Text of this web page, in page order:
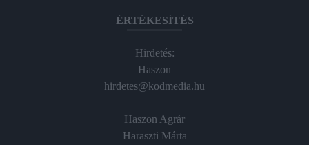
ÉRTÉKESÍTÉS
Hirdetés:
Haszon
hirdetes@kodmedia.hu
Haszon Agrár
Haraszti Márta